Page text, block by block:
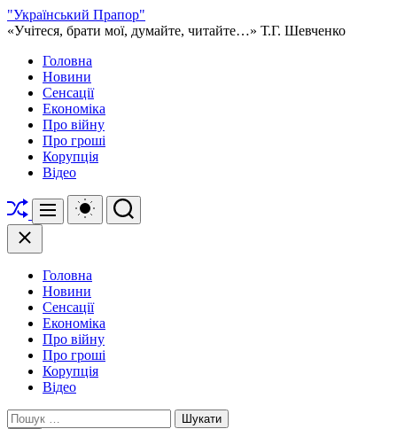
Перейти
до
"Український Прапор"
«Учітеся, брати мої, думайте, читайте…» Т.Г. Шевченко
Головна
Новини
Сенсації
Економіка
Про війну
Про гроші
Корупція
Відео
Перетасувати
Меню
Перемикач
кольорового
Пошук
Закрити
Головна
Новини
Сенсації
Економіка
Про війну
Про гроші
Корупція
Відео
Пошук: